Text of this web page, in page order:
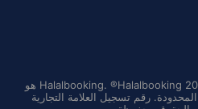
حقوق التأليف والنشر © 2014–2026 Halalbooking. ®Halalbooking هو
اسم تجاري لشركة Halalbooking المحدودة. رقم تسجيل العلامة التجارية